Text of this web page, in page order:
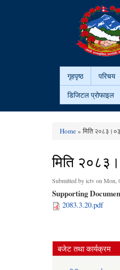
गृहपृष्ठ परिचय
डिजिटल प्रोफाइल
Home» मिति
मिति
Submitted byictvon Mon,
Supporting
2083.3.20.pdf
बजेट तथा कार्यक्रम